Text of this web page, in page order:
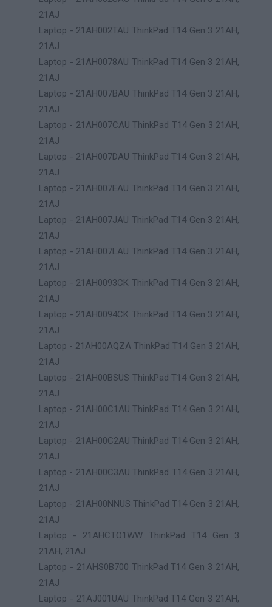
21AJ
Laptop - 21AH002TAU ThinkPad T14 Gen 3 21AH,
21AJ
Laptop - 21AH0078AU ThinkPad T14 Gen 3 21AH,
21AJ
Laptop - 21AH007BAU ThinkPad T14 Gen 3 21AH,
21AJ
Laptop - 21AH007CAU ThinkPad T14 Gen 3 21AH,
21AJ
Laptop - 21AH007DAU ThinkPad T14 Gen 3 21AH,
21AJ
Laptop - 21AH007EAU ThinkPad T14 Gen 3 21AH,
21AJ
Laptop - 21AH007JAU ThinkPad T14 Gen 3 21AH,
21AJ
Laptop - 21AH007LAU ThinkPad T14 Gen 3 21AH,
21AJ
Laptop - 21AH0093CK ThinkPad T14 Gen 3 21AH,
21AJ
Laptop - 21AH0094CK ThinkPad T14 Gen 3 21AH,
21AJ
Laptop - 21AH00AQZA ThinkPad T14 Gen 3 21AH,
21AJ
Laptop - 21AH00BSUS ThinkPad T14 Gen 3 21AH,
21AJ
Laptop - 21AH00C1AU ThinkPad T14 Gen 3 21AH,
21AJ
Laptop - 21AH00C2AU ThinkPad T14 Gen 3 21AH,
21AJ
Laptop - 21AH00C3AU ThinkPad T14 Gen 3 21AH,
21AJ
Laptop - 21AH00NNUS ThinkPad T14 Gen 3 21AH,
21AJ
Laptop - 21AHCTO1WW ThinkPad T14 Gen 3
21AH, 21AJ
Laptop - 21AHS0B700 ThinkPad T14 Gen 3 21AH,
21AJ
Laptop - 21AJ001UAU ThinkPad T14 Gen 3 21AH,